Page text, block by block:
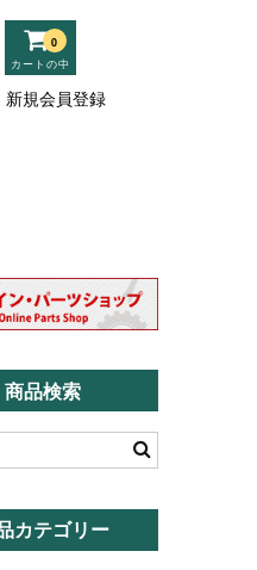
カートの中
0
新規会員登録
商品検索
カテゴリー